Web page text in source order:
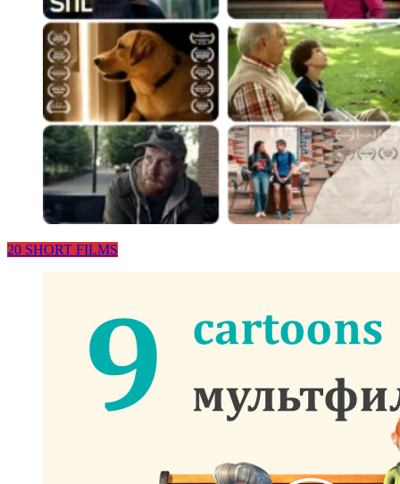
20 SHORT FILMS